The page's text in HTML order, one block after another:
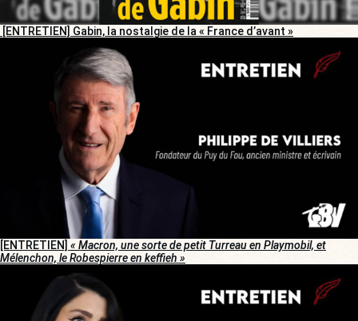
[ENTRETIEN] Gabin, la nostalgie de la « France d’avant »
[ENTRETIEN] « Macron, une sorte de petit Turreau en Playmobil, et
Mélenchon, le Robespierre en keffieh »